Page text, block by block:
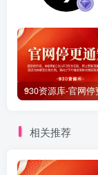
相关推荐